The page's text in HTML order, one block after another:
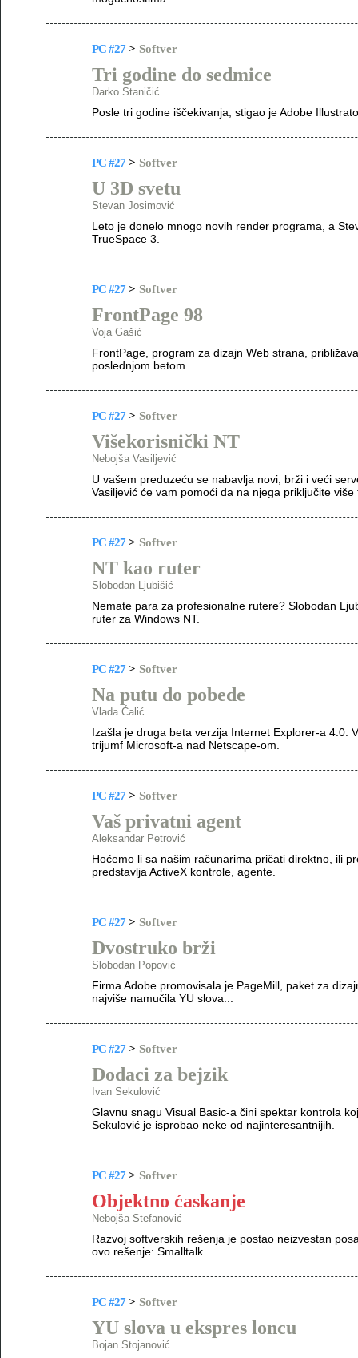
PC #27 > Softver
Tri godine do sedmice
Darko Staničić
Posle tri godine iščekivanja, stigao je Adobe
PC #27 > Softver
U 3D svetu
Stevan Josimović
Leto je donelo mnogo novih render programa, a
TrueSpace 3.
PC #27 > Softver
FrontPage 98
Voja Gašić
FrontPage, program za dizajn Web strana,
poslednjom betom.
PC #27 > Softver
Višekorisnički NT
Nebojša Vasiljević
U vašem preduzeću se nabavlja novi, brži i veći
Vasiljević će vam pomoći da na njega priključite više
PC #27 > Softver
NT kao ruter
Slobodan Ljubišić
Nemate para za profesionalne rutere? Slobodan
ruter za Windows NT.
PC #27 > Softver
Na putu do pobede
Vlada Ćalić
Izašla je druga beta verzija Internet Explorer-a 4.0.
trijumf Microsoft-a nad Netscape-om.
PC #27 > Softver
Vaš privatni agent
Aleksandar Petrović
Hoćemo li sa našim računarima pričati direktno, ili
predstavlja ActiveX kontrole, agente.
PC #27 > Softver
Dvostruko brži
Slobodan Popović
Firma Adobe promovisala je PageMill, paket za
najviše namučila YU slova...
PC #27 > Softver
Dodaci za bejzik
Ivan Sekulović
Glavnu snagu Visual Basic-a čini spektar kontrola
Sekulović je isprobao neke od najinteresantnijih.
PC #27 > Softver
Objektno ćaskanje
Nebojša Stefanović
Razvoj softverskih rešenja je postao neizvestan
ovo rešenje: Smalltalk.
PC #27 > Softver
YU slova u ekspres loncu
Bojan Stojanović